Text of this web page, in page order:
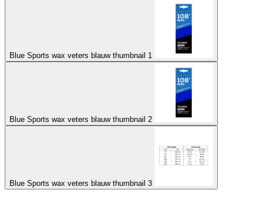
Blue Sports wax veters blauw thumbnail 1
Blue Sports wax veters blauw thumbnail 2
Blue Sports wax veters blauw thumbnail 3